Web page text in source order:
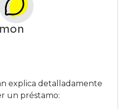
explica detalladamente
un préstamo: